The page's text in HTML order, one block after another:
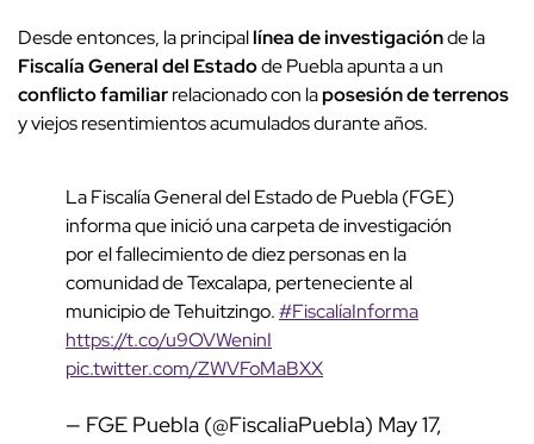
Desde entonces, la principallínea de investigaciónde la
Fiscalía General del Estadode Puebla apunta a un
conflicto familiarrelacionado con laposesión de terrenos
y viejos resentimientos acumulados durante años.
La Fiscalía General del Estado de Puebla (FGE)
informa que inició una carpeta de investigación
por el fallecimiento de diez personas en la
comunidad de Texcalapa, perteneciente al
municipio de Tehuitzingo.#FiscalíaInforma
https://t.co/u9OVWeninI
pic.twitter.com/ZWVFoMaBXX
— FGE Puebla (@FiscaliaPuebla) May 17,